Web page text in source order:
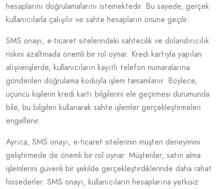
hesaplarını doğrulamalarını istemektedir. Bu sayede, gerçek
kullanıcılarla çalışılır ve sahte hesapların önüne geçilir.
SMS onayı, e-ticaret sitelerindeki sahtecilik ve dolandırıcılık
riskini azaltmada önemli bir rol oynar. Kredi kartıyla yapılan
alışverişlerde, kullanıcıların kayıtlı telefon numaralarına
gönderilen doğrulama koduyla işlem tamamlanır. Böylece,
üçüncü kişilerin kredi kartı bilgilerini ele geçirmesi durumunda
bile, bu bilgileri kullanarak sahte işlemler gerçekleştirmeleri
engellenir.
Ayrıca, SMS onayı, e-ticaret sitelerinin müşteri deneyimini
geliştirmede de önemli bir rol oynar. Müşteriler, satın alma
işlemlerini güvenli bir şekilde gerçekleştirdiklerinde daha rahat
hissederler. SMS onayı, kullanıcıların hesaplarına yetkisiz